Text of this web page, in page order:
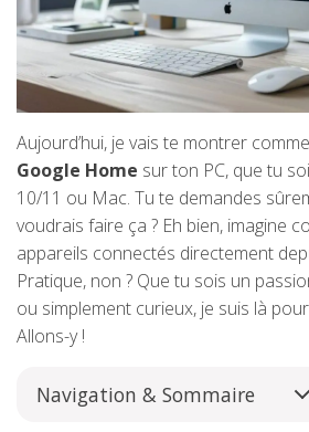
Aujourd’hui, je vais te montrer
Google Home sur ton PC, que tu
10/11 ou Mac. Tu te demandes
voudrais faire ça ? Eh bien, imagine
appareils connectés directement
Pratique, non ? Que tu sois un
ou simplement curieux, je suis là
Allons-y !
Navigation & Sommaire